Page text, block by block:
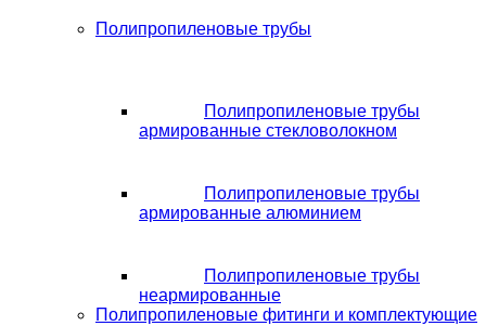
Полипропиленовые трубы
Полипропиленовые трубы
армированные стекловолокном
Полипропиленовые трубы
армированные алюминием
Полипропиленовые трубы
неармированные
Полипропиленовые фитинги и комплектующие